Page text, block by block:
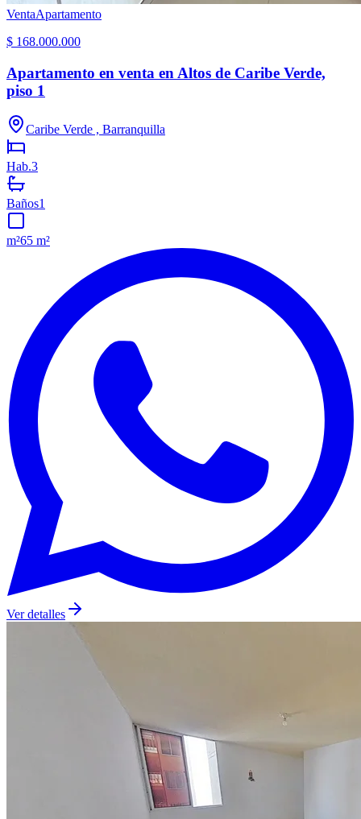
VentaApartamento
$ 168.000.000
Apartamento en venta en Altos de Caribe Verde,
piso 1
Caribe Verde , Barranquilla
Hab.3
Baños1
m²65 m²
Ver detalles